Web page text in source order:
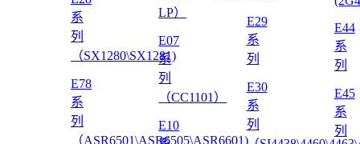
系
列
（SX1280\SX1281)
E78
系
列
（ASR6501\ASR6505\ASR6601)
LP）
E07
系
列
（CC1101）
E10
E29
系
列
E30
系
列
E44
系
列
E45
系
列